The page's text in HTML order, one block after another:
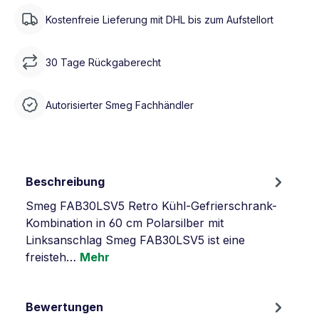
Kostenfreie Lieferung mit DHL bis zum Aufstellort
30 Tage Rückgaberecht
Autorisierter Smeg Fachhändler
Beschreibung
Smeg FAB30LSV5 Retro Kühl-Gefrierschrank-
Kombination in 60 cm Polarsilber mit
Linksanschlag Smeg FAB30LSV5 ist eine
freisteh… Mehr
Bewertungen